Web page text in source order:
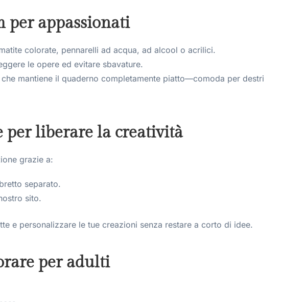
appassionati
colorate, pennarelli ad acqua, ad alcool o acrilici.
le opere ed evitare sbavature.
che mantiene il quaderno completamente piatto—comoda per destri
per liberare la creatività
grazie a:
separato.
sito.
e personalizzare le tue creazioni senza restare a corto di idee.
per adulti